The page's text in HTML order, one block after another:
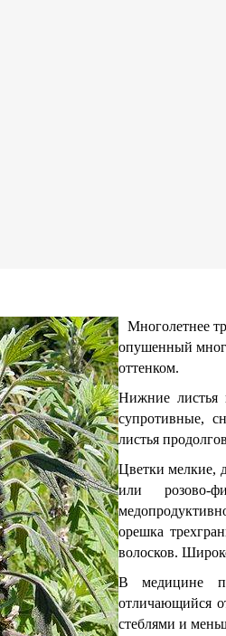
Многолетнее
опушенный
оттенком.
Нижние листья
супротивные,
листья
Цветки мелкие,
или розово-
орешка
волосков.
В медицине
отличающийся
стеблями и